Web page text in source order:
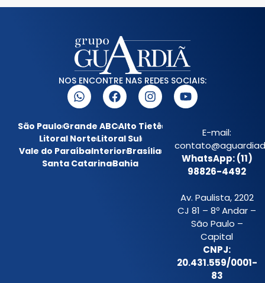
NOS ENCONTRE NAS REDES SOCIAIS:
São PauloGrande ABCAlto Tietê
Litoral NorteLitoral Sul
Vale do ParaíbaInteriorBrasília
Santa CatarinaBahia
E-mail:
WhatsApp: (11)
98826-4492
Av. Paulista, 2202
CJ 81 – 8º Andar –
São Paulo –
Capital
CNPJ:
20.431.559/0001-
83